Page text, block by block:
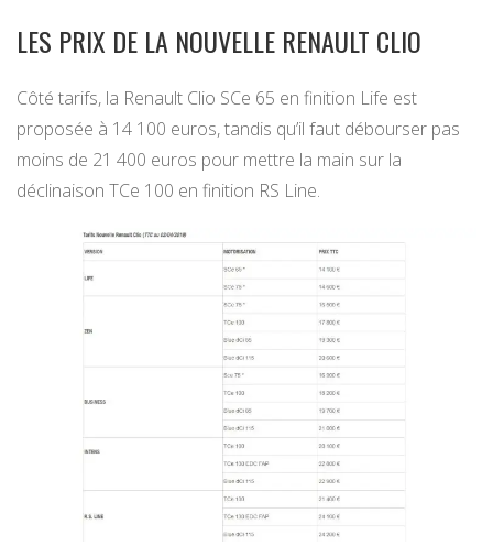
LES PRIX DE LA NOUVELLE RENAULT CLIO
Côté tarifs, la Renault Clio SCe 65 en finition Life est
proposée à 14 100 euros, tandis qu’il faut débourser pas
moins de 21 400 euros pour mettre la main sur la
déclinaison TCe 100 en finition RS Line.